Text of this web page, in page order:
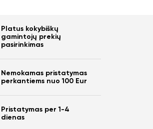
Platus kokybiškų
gamintojų prekių
pasirinkimas
Nemokamas pristatymas
perkantiems nuo 100 Eur
Pristatymas per 1-4
dienas
sutaupyti
10%
užsakymo?
Taip